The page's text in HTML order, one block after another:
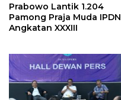
Prabowo Lantik 1.204
Pamong Praja Muda IPDN
Angkatan XXXIII